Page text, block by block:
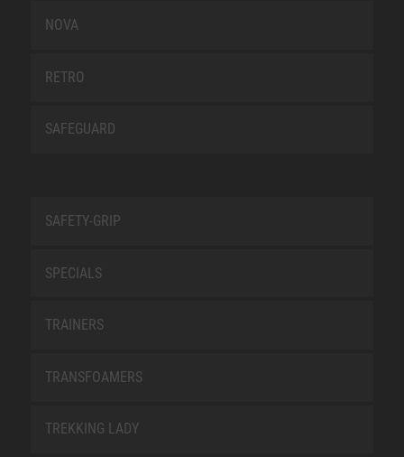
NOVA
RETRO
SAFEGUARD
SAFETY-GRIP
SPECIALS
TRAINERS
TRANSFOAMERS
TREKKING LADY